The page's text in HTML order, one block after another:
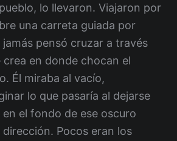
lo llevaron. Viajaron por
una carreta guiada por
jamás pensó cruzar a través
crea en donde chocan el
Él miraba al vacío,
lo que pasaría al dejarse
en el fondo de ese oscuro
Pocos eran los